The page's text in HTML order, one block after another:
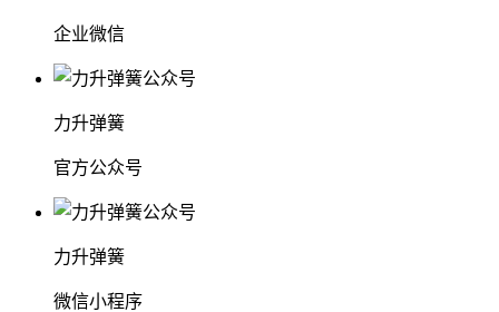
企业微信
力升弹簧
官方公众号
力升弹簧
微信小程序